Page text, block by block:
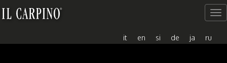
del
it en si de ja ru